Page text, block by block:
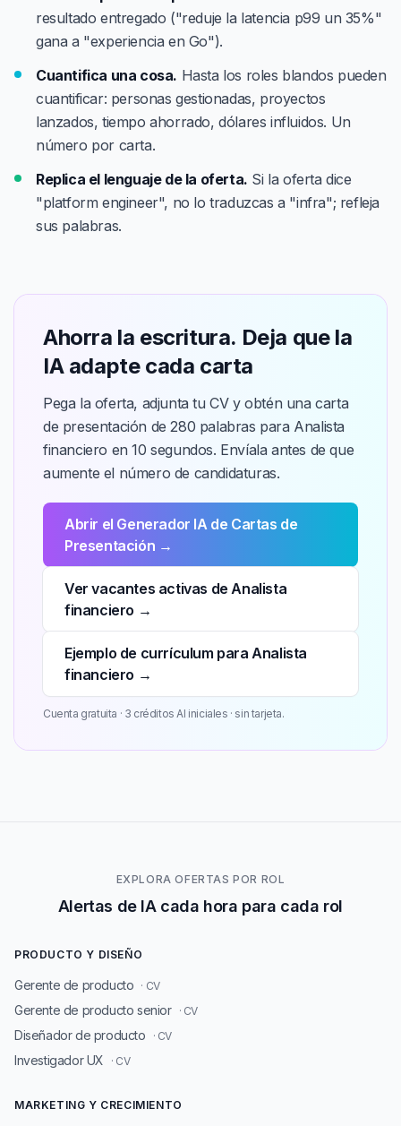
resultado entregado ("reduje la latencia p99 un 35%"
gana a "experiencia en Go").
Cuantifica una cosa. Hasta los roles blandos pueden
cuantificar: personas gestionadas, proyectos
lanzados, tiempo ahorrado, dólares influidos. Un
número por carta.
Replica el lenguaje de la oferta. Si la oferta dice
"platform engineer", no lo traduzcas a "infra"; refleja
sus palabras.
Ahorra la escritura. Deja que la
IA adapte cada carta
Pega la oferta, adjunta tu CV y obtén una carta
de presentación de 280 palabras para Analista
financiero en 10 segundos. Envíala antes de que
aumente el número de candidaturas.
Abrir el Generador IA de Cartas de
Presentación →
Ver vacantes activas de Analista
financiero →
Ejemplo de currículum para Analista
financiero →
Cuenta gratuita · 3 créditos AI iniciales · sin tarjeta.
EXPLORA OFERTAS POR ROL
Alertas de IA cada hora para cada rol
PRODUCTO Y DISEÑO
Gerente de producto · CV
Gerente de producto senior · CV
Diseñador de producto · CV
Investigador UX · CV
MARKETING Y CRECIMIENTO